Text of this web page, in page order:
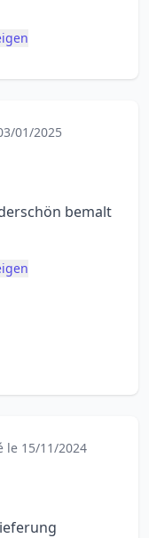
01/2025
bemalt
le 15/11/2024